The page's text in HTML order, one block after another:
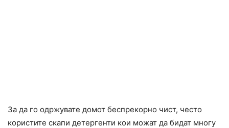
За да го одржувате домот беспрекорно чист, често
користите скапи детергенти кои можат да бидат многу